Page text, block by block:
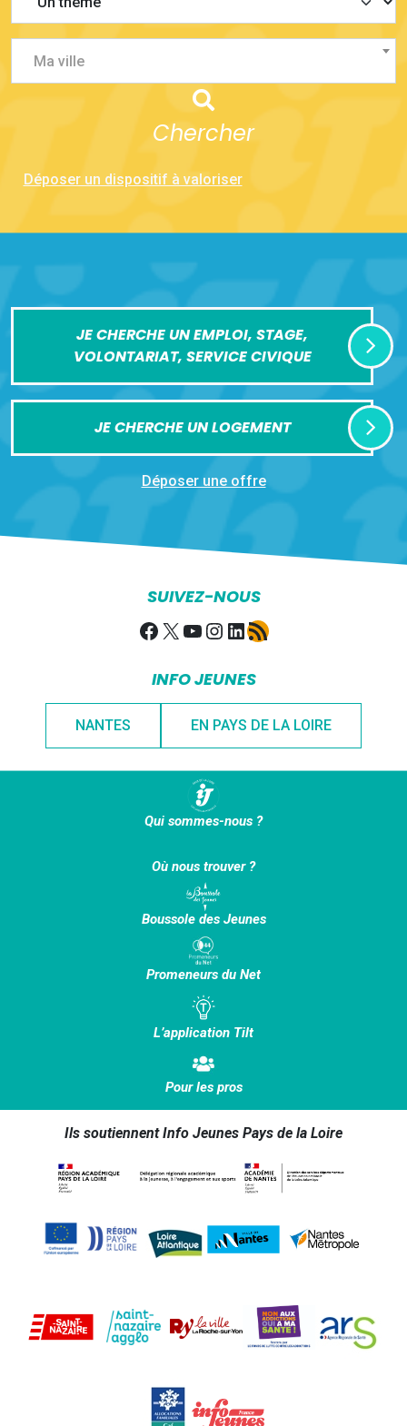
Ma ville
Chercher
Déposer un dispositif à valoriser
JE CHERCHE UN EMPLOI, STAGE,
VOLONTARIAT, SERVICE CIVIQUE
JE CHERCHE UN LOGEMENT
Déposer une offre
SUIVEZ-NOUS
Facebook
X YouTube
Instagram
LinkedIn
Flux RSS
INFO JEUNES
NANTES EN PAYS DE LA LOIRE
Qui sommes-nous ?
Où nous trouver ?
Boussole des Jeunes
Promeneurs du Net
L’application Tilt
Pour les pros
Ils soutiennent Info Jeunes Pays de la Loire